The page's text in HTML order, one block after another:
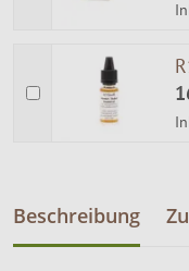
Beschreibung